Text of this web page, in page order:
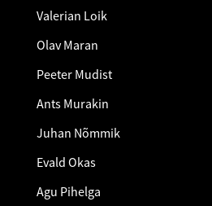
Valerian Loik
Olav Maran
Peeter Mudist
Ants Murakin
Juhan Nõmmik
Evald Okas
Agu Pihelga